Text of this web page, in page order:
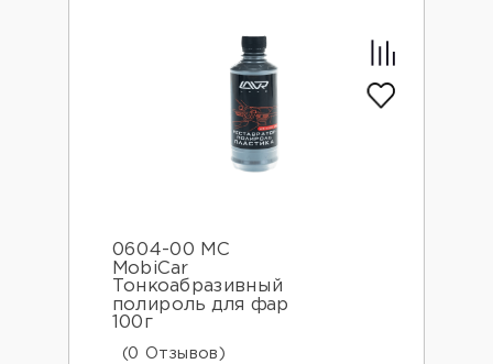
0604-00 MC
MobiCar
Тонкоабразивный
полироль для фар
100г
(0 Отзывов)